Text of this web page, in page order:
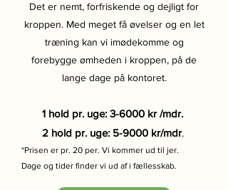
Det er nemt, forfriskende og dejligt for
kroppen. Med meget få øvelser og en let
træning kan vi imødekomme og
forebygge ømheden i kroppen, på de
lange dage på kontoret.
1 hold pr. uge: 3-6000 kr /mdr.
2 hold pr. uge: 5-9000 kr/mdr.
*Prisen er pr. 20 per. Vi kommer ud til jer.
Dage og tider finder vi ud af i fællesskab.